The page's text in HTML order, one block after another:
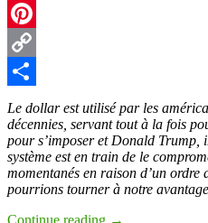
X
Pinterest
Copy
Link
Partager
Le dollar est utilisé par les
décennies, servant tout à la fois
pour s’imposer et Donald Trump,
système est en train de le
momentanés en raison d’un ordre
pourrions tourner à notre
Continue reading →